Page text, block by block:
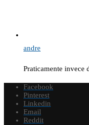
andre
Praticamente
Facebook
Pinterest
Linkedin
Email
Reddit